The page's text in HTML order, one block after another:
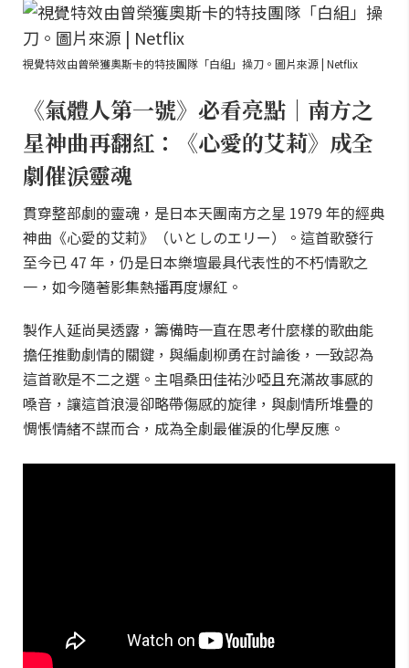
視覺特效由曾榮獲奧斯卡的特技團隊「白組」操刀。圖片來源 | Netflix
《氣體人第一號》必看亮點｜南方之
星神曲再翻紅：《心愛的艾莉》成全
劇催淚靈魂
貫穿整部劇的靈魂，是日本天團南方之星 1979 年的經典
神曲《心愛的艾莉》（いとしのエリー）。這首歌發行
至今已 47 年，仍是日本樂壇最具代表性的不朽情歌之
一，如今隨著影集熱播再度爆紅。
製作人延尚昊透露，籌備時一直在思考什麼樣的歌曲能
擔任推動劇情的關鍵，與編劇柳勇在討論後，一致認為
這首歌是不二之選。主唱桑田佳祐沙啞且充滿故事感的
嗓音，讓這首浪漫卻略帶傷感的旋律，與劇情所堆疊的
惆悵情緒不謀而合，成為全劇最催淚的化學反應。